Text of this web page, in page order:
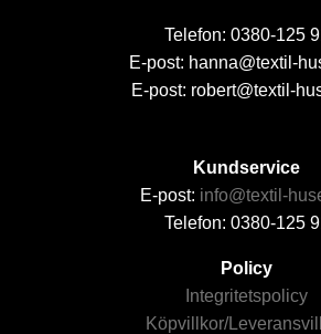
Telefon: 0380-125
E-post: hanna@textil-
E-post: robert@textil-
Kundservice
E-post: info@textil-
Telefon: 0380-125
Policy
Integritetspolicy
Köpvillkor/